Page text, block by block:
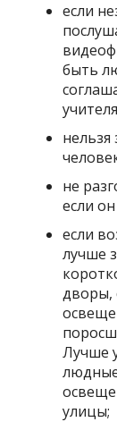
если
быть
не
если
если
лучше
дворы,
Лучше
улицы;